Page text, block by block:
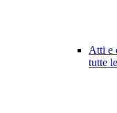
Atti e
tutte